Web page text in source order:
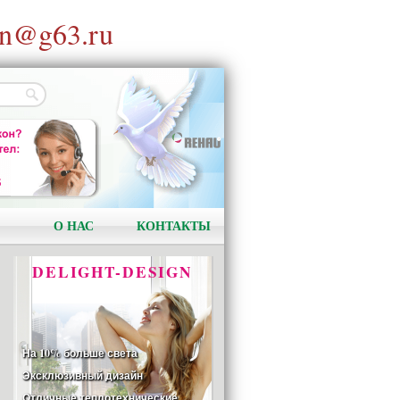
О НАС КОНТАКТЫ
АКЦИЯ!
Установи окно и получи
в подарок подарочный
сертификат на сумму
1000 рублей!
DELIGHT-DESIGN
На 10% больше света
Эксклюзивный дизайн